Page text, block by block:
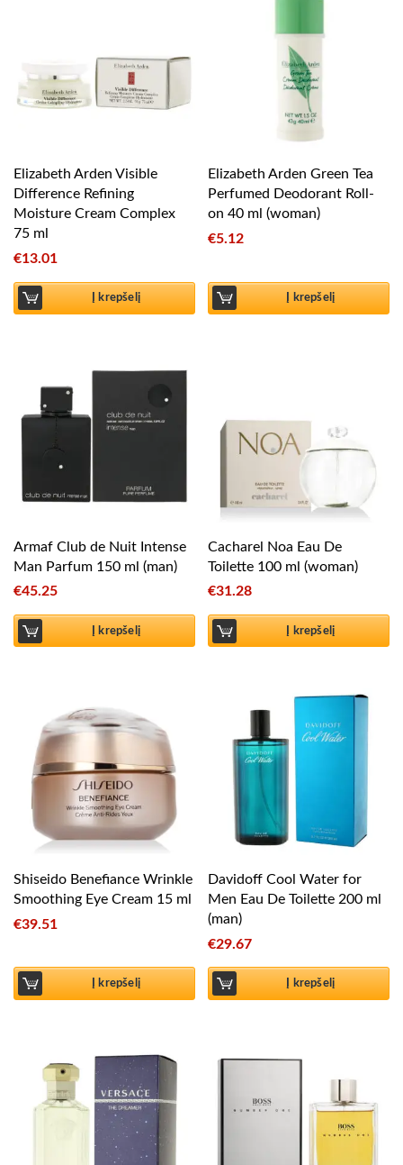
Elizabeth Arden Visible
Difference Refining
Moisture Cream Complex
75 ml
€13.01
Į krepšelį
Elizabeth Arden Green Tea
Perfumed Deodorant Roll-
on 40 ml (woman)
€5.12
Į krepšelį
Armaf Club de Nuit Intense
Man Parfum 150 ml (man)
€45.25
Į krepšelį
Cacharel Noa Eau De
Toilette 100 ml (woman)
€31.28
Į krepšelį
Shiseido Benefiance Wrinkle
Smoothing Eye Cream 15 ml
€39.51
Į krepšelį
Davidoff Cool Water for
Men Eau De Toilette 200 ml
(man)
€29.67
Į krepšelį